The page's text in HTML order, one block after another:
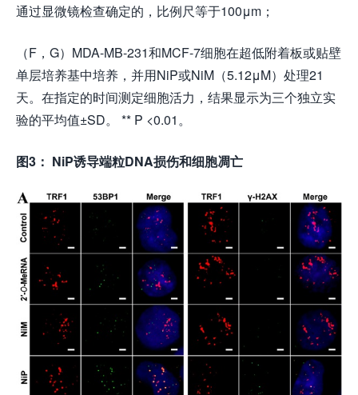
通过显微镜检查确定的，比例尺等于100μm；
（F，G）MDA-MB-231和MCF-7细胞在超低附着板或贴壁
单层培养基中培养，并用NiP或NiM（5.12μM）处理21
天。在指定的时间测定细胞活力，结果显示为三个独立实
验的平均值±SD。 ** P <0.01。
图3： NiP诱导端粒DNA损伤和细胞凋亡